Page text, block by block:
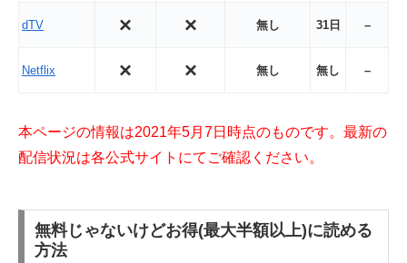
dTV × × 無し 31日 –
Netflix × × 無し 無し –
本ページの情報は2021年5月7日時点のものです。最新の
配信状況は各公式サイト にてご確認ください。
無料じゃないけどお得(最大半額以上)に読める
方法